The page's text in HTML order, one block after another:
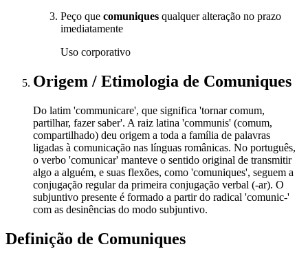
Peço que comuniques qualquer alteração no prazo
imediatamente
Uso corporativo
Origem / Etimologia de Comuniques
Do latim 'communicare', que significa 'tornar comum,
partilhar, fazer saber'. A raiz latina 'communis' (comum,
compartilhado) deu origem a toda a família de palavras
ligadas à comunicação nas línguas românicas. No português,
o verbo 'comunicar' manteve o sentido original de transmitir
algo a alguém, e suas flexões, como 'comuniques', seguem a
conjugação regular da primeira conjugação verbal (-ar). O
subjuntivo presente é formado a partir do radical 'comunic-'
com as desinências do modo subjuntivo.
Definição de Comuniques